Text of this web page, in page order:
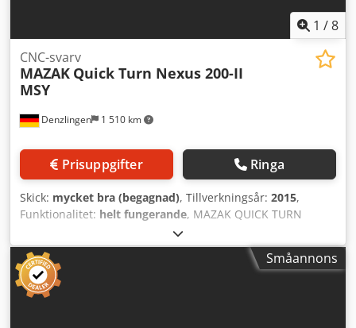
1 /8
Denzlingen 1 510 km
CNC-svarv
MAZAK Quick Turn Nexus 200-II
MSY
Prisuppgifter Ringa
Skick: mycket bra (begagnad), Tillverkningsår: 2015,
Funktionalitet: helt fungerande, MAZAK QUICK TURN
NEXUS 200-II MSY Max. svarvdiameter: 380 mm Max.
bearbetningslängd: 511 mm Max. fräshastighet: 4 500
varv/min Max. spindelhastighet: 5 000 varv/min Credpjzczd
Usfx Apysf Max. stångdiameter: 65 mm Maskinen är
utrustad med: - CNC-styrsystem Mazatrol Matrix 2 -
Småannons